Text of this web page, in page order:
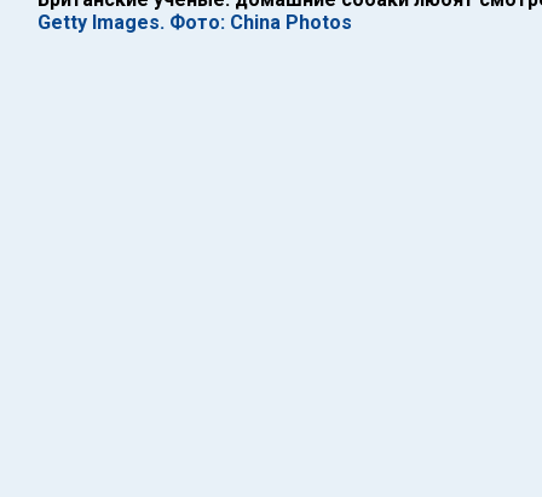
Getty Images. Фото: China Photos